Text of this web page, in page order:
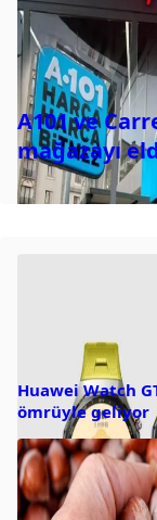
A101 ve
mağazayı
Huawei Watch
ömrüyle geliyor